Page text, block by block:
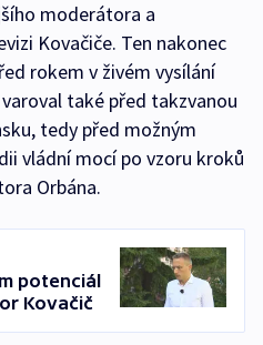
moderátora a
Kovačiče. Ten nakonec
rokem v živém vysílání
také před takzvanou
tedy před možným
vládní mocí po vzoru kroků
Orbána.
potenciál
Kovačič